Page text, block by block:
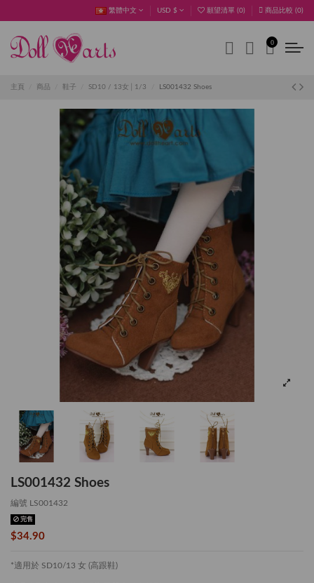
繁體中文 USD $ 願望清單 (0) 商品比較 (0)
0
主頁 商品 鞋子 SD10 / 13女│1/3 LS001432 Shoes
LS001432 Shoes
編號 LS001432
完售
$34.90
*適用於 SD10/13 女 (高跟鞋)